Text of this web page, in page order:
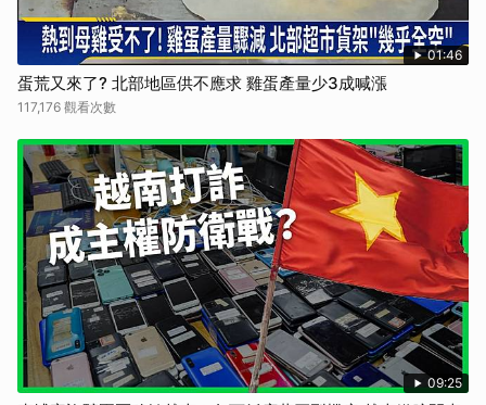
01:46
蛋荒又來了? 北部地區供不應求 雞蛋產量少3成喊漲
117,176 觀看次數
09:25